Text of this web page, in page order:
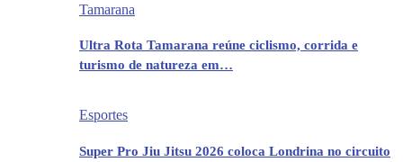
Tamarana
Ultra Rota Tamarana reúne ciclismo, corrida e
turismo de natureza em…
Esportes
Super Pro Jiu Jitsu 2026 coloca Londrina no circuito